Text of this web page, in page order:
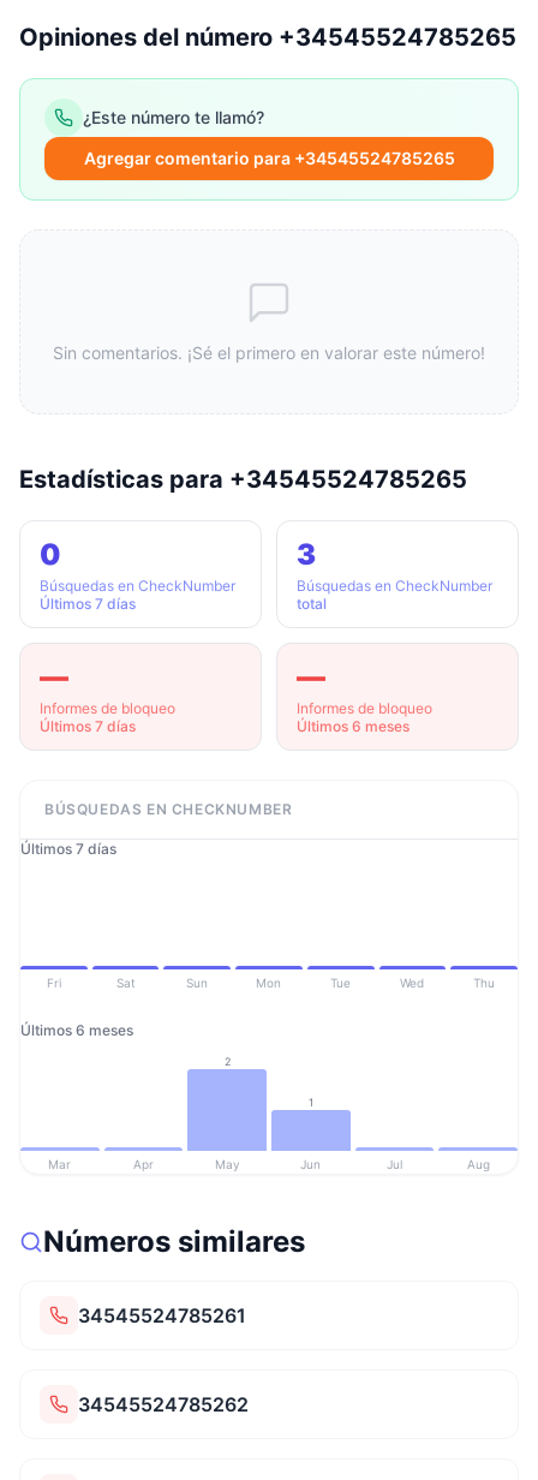
Opiniones del número +34545524785265
¿Este número te llamó?
Agregar comentario para +34545524785265
Sin comentarios. ¡Sé el primero en valorar este número!
Estadísticas para +34545524785265
0
Búsquedas en CheckNumber
Últimos 7 días
3
Búsquedas en CheckNumber
total
—
Informes de bloqueo
Últimos 7 días
—
Informes de bloqueo
Últimos 6 meses
BÚSQUEDAS EN CHECKNUMBER
Últimos 7 días
Fri Sat Sun Mon Tue Wed Thu
Últimos 6 meses
2
1
Mar Apr May Jun Jul Aug
Números similares
34545524785261
34545524785262